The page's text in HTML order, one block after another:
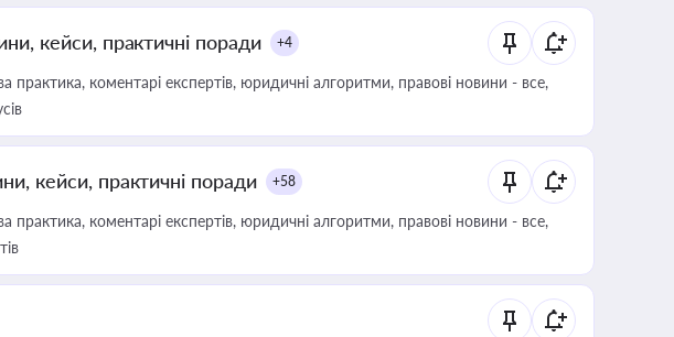
кейси, практичні поради +4
практика, коментарі експертів, юридичні алгоритми, правові новини - все,
кейси, практичні поради +58
практика, коментарі експертів, юридичні алгоритми, правові новини - все,